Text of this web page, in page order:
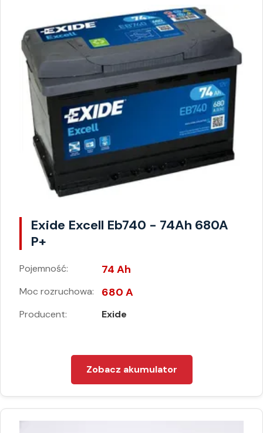
Exide Excell Eb740 - 74Ah 680A
P+
Pojemność: 74 Ah
Moc rozruchowa: 680 A
Producent: Exide
Zobacz akumulator